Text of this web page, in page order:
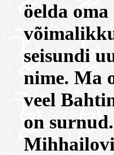
öelda
seisundi
nime. Ma
veel
on